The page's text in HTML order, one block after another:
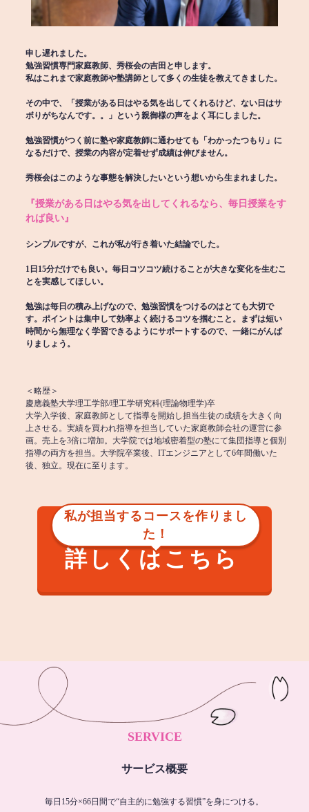
申し遅れました。
勉強習慣専門家庭教師、秀桜会の吉田と申します。
私はこれまで家庭教師や塾講師として多くの生徒を教えてきました。
その中で、「授業がある日はやる気を出してくれるけど、ない日はサ
ボりがちなんです。。」という親御様の声をよく耳にしました。
勉強習慣がつく前に塾や家庭教師に通わせても「わかったつもり」に
なるだけで、授業の内容が定着せず成績は伸びません。
秀桜会はこのような事態を解決したいという想いから生まれました。
『授業がある日はやる気を出してくれるなら、毎日授業をす
れば良い』
シンプルですが、これが私が行き着いた結論でした。
1日15分だけでも良い。毎日コツコツ続けることが大きな変化を生むこ
とを実感してほしい。
勉強は毎日の積み上げなので、勉強習慣をつけるのはとても大切で
す。ポイントは集中して効率よく続けるコツを掴むこと。まずは短い
時間から無理なく学習できるようにサポートするので、一緒にがんば
りましょう。
＜略歴＞
慶應義塾大学理工学部/理工学研究科(理論物理学)卒
大学入学後、家庭教師として指導を開始し担当生徒の成績を大きく向
上させる。実績を買われ指導を担当していた家庭教師会社の運営に参
画。売上を3倍に増加。大学院では地域密着型の塾にて集団指導と個別
指導の両方を担当。大学院卒業後、ITエンジニアとして6年間働いた
後、独立。現在に至ります。
私が担当するコースを作りまし
た！
詳しくはこちら
SERVICE
サービス概要
毎日15分×66日間で“自主的に勉強する習慣”を身につける。